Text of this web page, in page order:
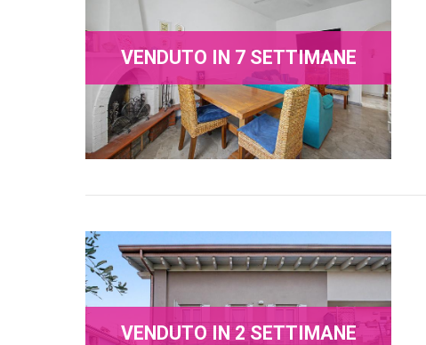
VENDUTO IN 7 SETTIMANE
VENDUTO IN 2 SETTIMANE